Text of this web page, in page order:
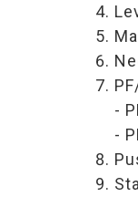
-
-